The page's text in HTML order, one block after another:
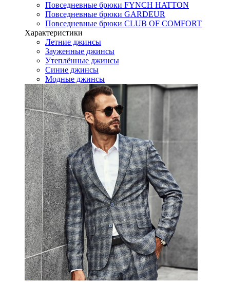
Повседневные брюки FYNCH HATTON
Повседневные брюки GARDEUR
Повседневные брюки CLUB OF COMFORT
Характеристики
Летние джинсы
Зауженные джинсы
Утеплённые джинсы
Синие джинсы
Модные джинсы